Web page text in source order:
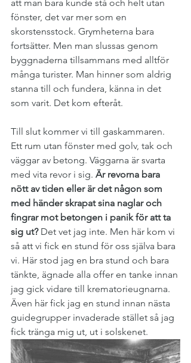
att man bara kunde stå och helt utan
fönster, det var mer som en
skorstensstock. Grymheterna bara
fortsätter. Men man slussas genom
byggnaderna tillsammans med alltför
många turister. Man hinner som aldrig
stanna till och fundera, känna in det
som varit. Det kom efteråt.
Till slut kommer vi till gaskammaren.
Ett rum utan fönster med golv, tak och
väggar av betong. Väggarna är svarta
med vita revor i sig. Är revorna bara
nött av tiden eller är det någon som
med händer skrapat sina naglar och
fingrar mot betongen i panik för att ta
sig ut? Det vet jag inte. Men här kom vi
så att vi fick en stund för oss själva bara
vi. Här stod jag en bra stund och bara
tänkte, ägnade alla offer en tanke innan
jag gick vidare till krematorieugnarna.
Även här fick jag en stund innan nästa
guidegrupper invaderade stället så jag
fick tränga mig ut, ut i solskenet.